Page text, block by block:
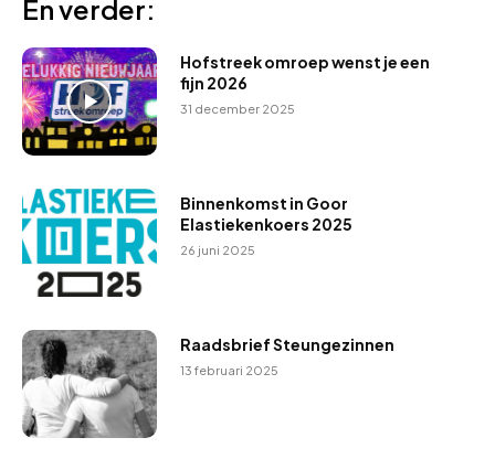
En verder:
Hofstreek omroep wenst je een
fijn 2026
31 december 2025
Binnenkomst in Goor
Elastiekenkoers 2025
26 juni 2025
Raadsbrief Steungezinnen
13 februari 2025